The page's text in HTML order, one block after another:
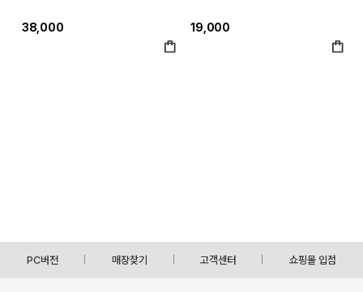
38,000 19,000
PC버전 매장찾기 고객센터 쇼핑몰 입점